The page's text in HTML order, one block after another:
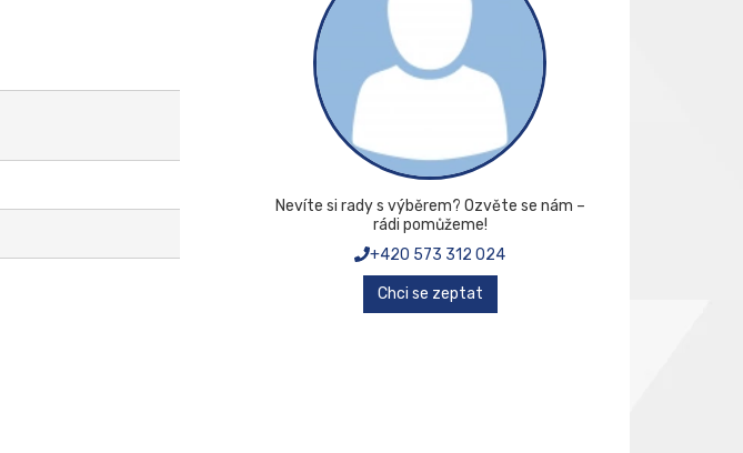
Nevíte si rady s výběrem? Ozvěte se nám –
rádi pomůžeme!
+420 573 312 024
Chci se zeptat